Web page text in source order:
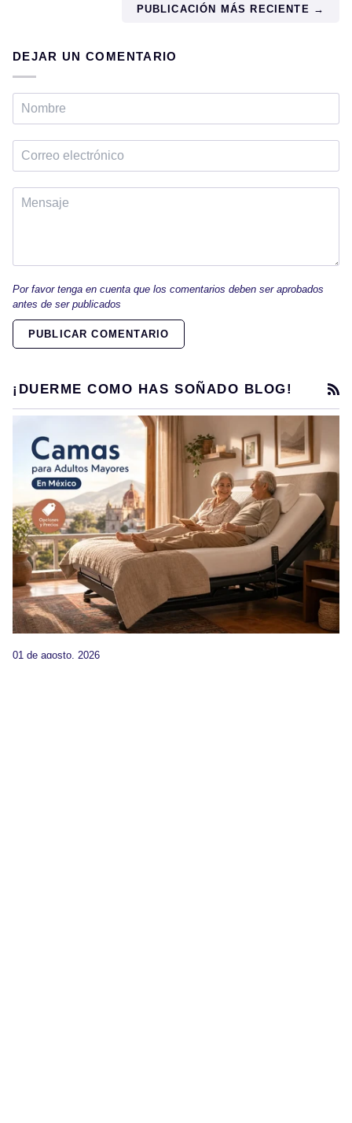
PUBLICACIÓN MÁS RECIENTE →
DEJAR UN COMENTARIO
Por favor tenga en cuenta que los comentarios deben ser aprobados
antes de ser publicados
PUBLICAR COMENTARIO
¡DUERME COMO HAS SOÑADO BLOG!
01 de agosto, 2026